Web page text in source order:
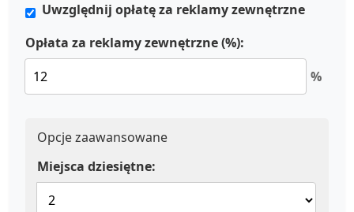
Uwzględnij opłatę za reklamy zewnętrzne
Opłata za reklamy zewnętrzne (%):
%
Opcje zaawansowane
Miejsca dziesiętne: